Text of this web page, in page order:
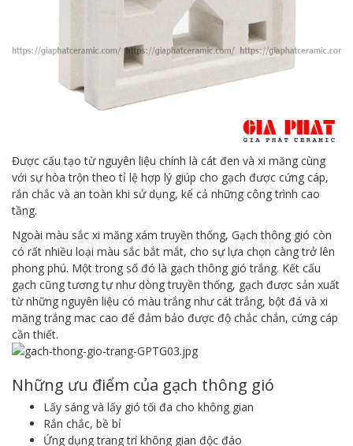
Được cấu tạo từ nguyên liệu chính là cát đen và xi măng cùng
với sự hòa trộn theo tỉ lệ hợp lý giúp cho gạch được cứng cáp,
rắn chắc và an toàn khi sử dụng, kể cả những công trình cao
tầng.
Ngoài màu sắc xi măng xám truyền thống, Gạch thông gió còn
có rất nhiều loại màu sắc bắt mắt, cho sự lựa chọn càng trở lên
phong phú. Một trong số đó là gạch thông gió trắng. Kết cấu
gạch cũng tương tự như dòng truyền thống, gạch được sản xuất
từ những nguyên liệu có màu trắng như cát trắng, bột đá và xi
măng trắng mac cao để đảm bảo được độ chắc chắn, cứng cáp
cần thiết.
Những ưu điểm của gạch thông gió
Lấy sáng và lấy gió tối đa cho không gian
Rắn chắc, bề bỉ
Ứng dụng trang trí không gian độc đáo